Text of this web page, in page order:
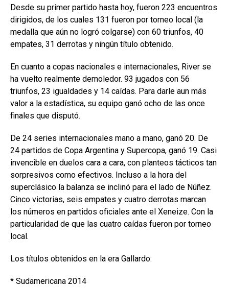
Desde su primer partido hasta hoy, fueron 223 encuentros
dirigidos, de los cuales 131 fueron por torneo local (la
medalla que aún no logró colgarse) con 60 triunfos, 40
empates, 31 derrotas y ningún título obtenido.
En cuanto a copas nacionales e internacionales, River se
ha vuelto realmente demoledor. 93 jugados con 56
triunfos, 23 igualdades y 14 caídas. Para darle aun más
valor a la estadística, su equipo ganó ocho de las once
finales que disputó.
De 24 series internacionales mano a mano, ganó 20. De
24 partidos de Copa Argentina y Supercopa, ganó 19. Casi
invencible en duelos cara a cara, con planteos tácticos tan
sorpresivos como efectivos. Incluso a la hora del
superclásico la balanza se inclinó para el lado de Núñez.
Cinco victorias, seis empates y cuatro derrotas marcan
los números en partidos oficiales ante el Xeneize. Con la
particularidad de que las cuatro caídas fueron por torneo
local.
Los títulos obtenidos en la era Gallardo:
* Sudamericana 2014